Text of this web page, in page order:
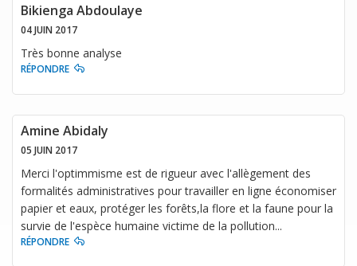
Bikienga Abdoulaye
04 JUIN 2017
Très bonne analyse
RÉPONDRE
Amine Abidaly
05 JUIN 2017
Merci l'optimmisme est de rigueur avec l'allègement des
formalités administratives pour travailler en ligne économiser
papier et eaux, protéger les forêts,la flore et la faune pour la
survie de l'espèce humaine victime de la pollution...
RÉPONDRE